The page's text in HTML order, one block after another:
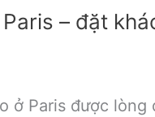
– đặt
ở Paris được